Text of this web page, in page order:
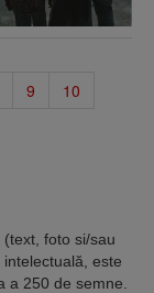
9 10
foto si/sau
este
a 250 de semne.